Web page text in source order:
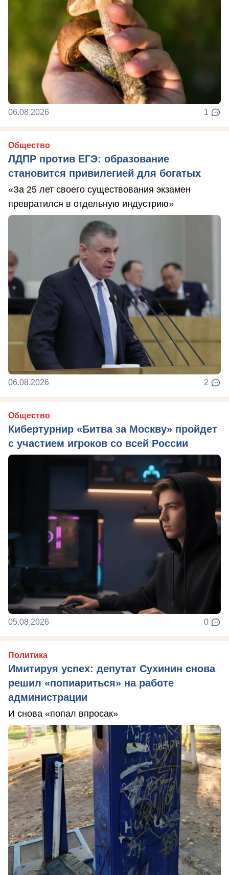
06.08.2026 1
Общество
ЛДПР против ЕГЭ: образование
становится привилегией для богатых
«За 25 лет своего существования экзамен
превратился в отдельную индустрию»
06.08.2026 2
Общество
Кибертурнир «Битва за Москву» пройдет
с участием игроков со всей России
05.08.2026 0
Политика
Имитируя успех: депутат Сухинин снова
решил «попиариться» на работе
администрации
И снова «попал впросак»